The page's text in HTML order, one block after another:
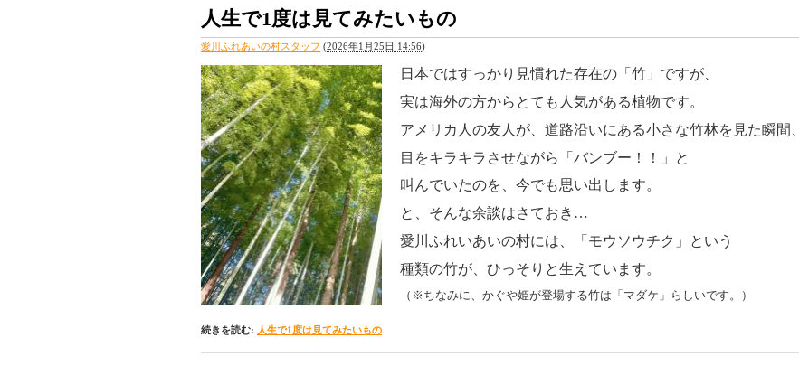
人生で1度は見てみたいもの
愛川ふれあいの村スタッフ (2026年1月25日 14:56)
日本ではすっかり見慣れた存在の「竹」ですが、
実は海外の方からとても人気がある植物です。
アメリカ人の友人が、 道路沿いにある小さな竹林を見た瞬間、
目をキラキラさせながら
「バンブー！！」と
叫んでいたのを、今でも思い出します。
と、そんな余談はさておき…
愛川ふれいあいの村には、「モウソウチク」という
種類の竹が、 ひっそりと生えています。
（※ちなみに、かぐや姫が登場する竹は「マダケ」らしいです。）
続きを読む: 人生で1度は見てみたいもの